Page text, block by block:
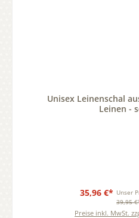
Unisex Leinenschal
Leinen -
35,96 €* Unser
39,95
Preise inkl. MwSt.